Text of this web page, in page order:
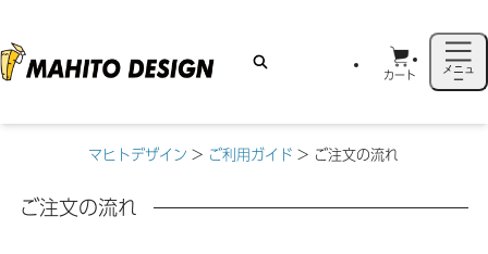
カート
メニュ
ー
マヒトデザイン > ご利用ガイド > ご注文の流れ
ご注文の流れ